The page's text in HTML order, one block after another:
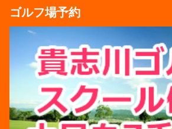
ゴルフ場予約